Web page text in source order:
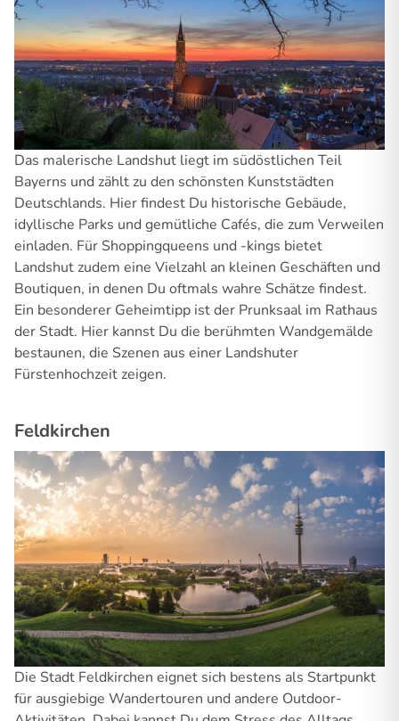
Das malerische Landshut liegt im südöstlichen Teil
Bayerns und zählt zu den schönsten Kunststädten
Deutschlands. Hier findest Du historische Gebäude,
idyllische Parks und gemütliche Cafés, die zum Verweilen
einladen. Für Shoppingqueens und -kings bietet
Landshut zudem eine Vielzahl an kleinen Geschäften und
Boutiquen, in denen Du oftmals wahre Schätze findest.
Ein besonderer Geheimtipp ist der Prunksaal im Rathaus
der Stadt. Hier kannst Du die berühmten Wandgemälde
bestaunen, die Szenen aus einer Landshuter
Fürstenhochzeit zeigen.
Feldkirchen
Die Stadt Feldkirchen eignet sich bestens als Startpunkt
für ausgiebige Wandertouren und andere Outdoor-